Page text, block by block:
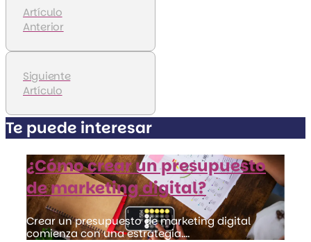
Artículo
Anterior
Siguiente
Artículo
Te puede interesar
¿Cómo crear un presupuesto
de marketing digital?
Crear un presupuesto de marketing digital
comienza con una estrategia....